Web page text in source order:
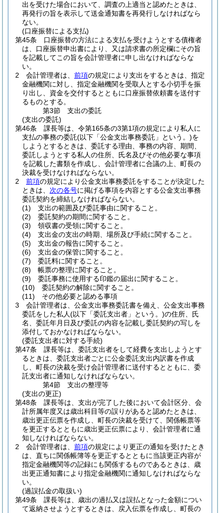
出を受けた場合において、調査の上適当と認めたときは、
再発行の旨を表示して送金通知書を再発行しなければなら
ない。
(口座振替による支払)
第45条
口座振替の方法による支払を受けようとする債権者
は、口座振替申出書により、又は請求書の所定欄にその旨
を記載してこの旨を会計管理者に申し出なければならな
い。
2
会計管理者は、 前項の規定により支出をするときは、指定
金融機関に対し、指定金融機関を受取人とする小切手を振
り出し、資金を交付するとともに口座振替依頼書を送付す
るものとする。
第3節
支出の委託
(支出の委託)
第46条
課長等は、令第165条の3第1項の規定により私人に
支払の事務の委託(以下「公金支出事務委託」という。)を
しようとするときは、委託する理由、事務の内容、期間、
委託しようとする私人の住所、氏名及びその他必要な事項
を記載した書類を作成し、会計管理者に合議の上、町長の
決裁を受けなければならない。
2
前項の規定により公金支出事務委託をすることが決定した
ときは、 次の各号に掲げる事項を内容とする公金支出事務
委託契約を締結しなければならない。
(1)
支出の範囲及び委託事由に関すること。
(2)
委託契約の期間に関すること。
(3)
領収書の受領に関すること。
(4)
支出金の支出の時期、場所及び手続に関すること。
(5)
支出金の報告に関すること。
(6)
支出金の保管に関すること。
(7)
委託料に関すること。
(8)
帳票の整理に関すること。
(9)
委託事務に使用する印鑑の届出に関すること。
(10)
委託契約の解除に関すること。
(11)
その他必要と認める事項
3
会計管理者は、公金支出事務委託書を備え、公金支出事務
委託をした私人(以下「委託支出者」という。)の住所、氏
名、委託年月日及び委託の内容を記載し委託契約の写しを
添付しておかなければならない。
(委託支出者に対する手続)
第47条
課長等は、委託支出者をして経費を支出しようとす
るときは、委託支出者ごとに公金委託支出内訳書を作成
し、町長の決裁を受け会計管理者に送付するとともに、委
託支出者に通知しなければならない。
第4節
支出の整理等
(支出の更正)
第48条
課長等は、支出が完了した後において会計区分、会
計所属年度又は歳出科目等の誤りがあると認めたときは、
歳出更正伝票を作成し、町長の決裁を受けて、関係帳票等
を更正するとともに歳出更正伝票により、会計管理者に通
知しなければならない。
2
会計管理者は、 前項の規定により更正の通知を受けたとき
は、直ちに関係帳簿等を更正するとともに当該更正内容が
指定金融機関等の記録にも関係するものであるときは、歳
出更正通知書により指定金融機関に通知しなければならな
い。
(過誤払金の取扱い)
第49条
課長等は、歳出の過払又は誤払となった金額につい
て返納させようとするときは、戻入伝票を作成し、町長の